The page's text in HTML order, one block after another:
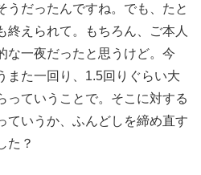
うだったんですね。でも、たと
終えられて。もちろん、ご本人
な一夜だったと思うけど。今
また一回り、1.5回りぐらい大
っていうことで。そこに対する
ていうか、ふんどしを締め直す
た？